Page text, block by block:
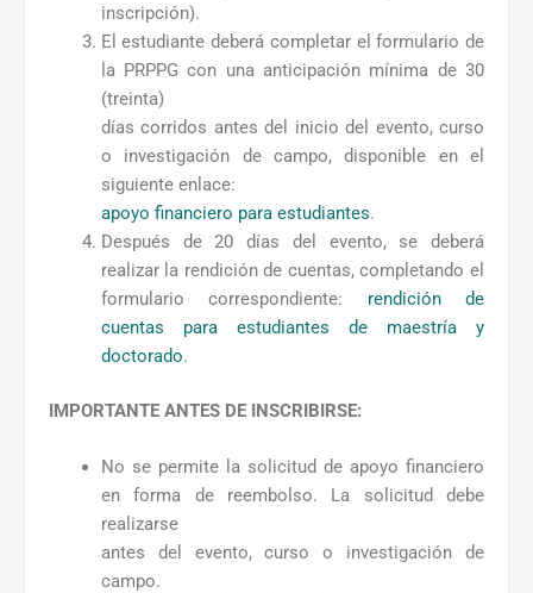
inscripción).
El estudiante deberá completar el formulario de
la PRPPG con una anticipación mínima de 30
(treinta)
días corridos antes del inicio del evento, curso
o investigación de campo, disponible en el
siguiente enlace:
apoyo financiero para estudiantes.
Después de 20 días del evento, se deberá
realizar la rendición de cuentas, completando el
formulario correspondiente: rendición de
cuentas para estudiantes de maestría y
doctorado.
IMPORTANTE ANTES DE INSCRIBIRSE:
No se permite la solicitud de apoyo financiero
en forma de reembolso. La solicitud debe
realizarse
antes del evento, curso o investigación de
campo.